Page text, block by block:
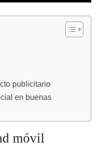
publicitario
en buenas
móvil